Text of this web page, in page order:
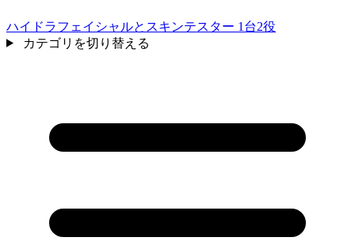
ハイドラフェイシャルとスキンテスター 1台2役
カテゴリを切り替える